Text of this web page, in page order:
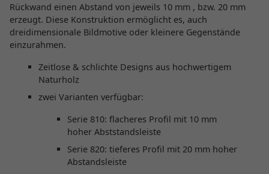
Rückwand einen Abstand von jeweils 10 mm , bzw. 20 mm
erzeugt. Diese Konstruktion ermöglicht es, auch
dreidimensionale Bildmotive oder kleinere Gegenstände
einzurahmen.
Zeitlose & schlichte Designs aus hochwertigem
Naturholz
zwei Varianten verfügbar:
Serie 810: flacheres Profil mit 10 mm
hoher Abststandsleiste
Serie 820: tieferes Profil mit 20 mm hoher
Abstandsleiste